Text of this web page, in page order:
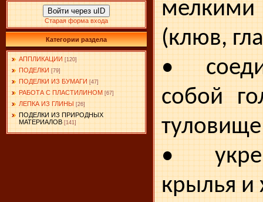
Войти через uID
Старая форма входа
Категории раздела
АППЛИКАЦИИ [120]
ПОДЕЛКИ [79]
ПОДЕЛКИ ИЗ БУМАГИ [47]
РАБОТА С ПЛАСТИЛИНОМ [67]
ЛЕПКА ИЗ ГЛИНЫ [26]
ПОДЕЛКИ ИЗ ПРИРОДНЫХ
МАТЕРИАЛОВ [141]
(клюв,
•
собой
•
крылья и